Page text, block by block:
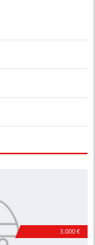
3.000 €